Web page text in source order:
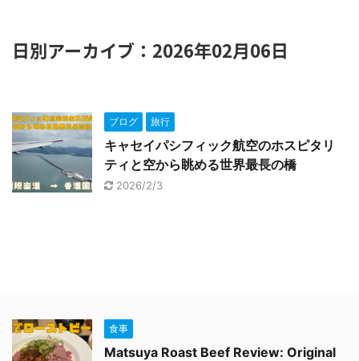
日別アーカイブ：2026年02月06日
ブログ 旅行
キャセイパシフィック航空のホスピタリ
ティと空から眺める世界最長の橋
2026/2/3
食事
Matsuya Roast Beef Review: Original